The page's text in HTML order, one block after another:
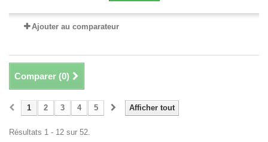
Ajouter au comparateur
Comparer (0)
Afficher tout
1 2 3 4 5
Résultats 1 - 12 sur 52.